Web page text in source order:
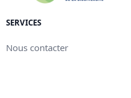
SERVICES
Nous contacter